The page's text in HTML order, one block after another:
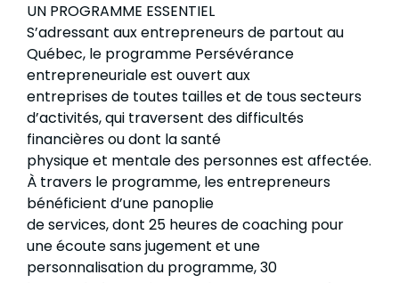
UN PROGRAMME ESSENTIEL
S’adressant aux entrepreneurs de partout au
Québec, le programme Persévérance
entrepreneuriale est ouvert aux
entreprises de toutes tailles et de tous secteurs
d’activités, qui traversent des difficultés
financières ou dont la santé
physique et mentale des personnes est affectée.
À travers le programme, les entrepreneurs
bénéficient d’une panoplie
de services, dont 25 heures de coaching pour
une écoute sans jugement et une
personnalisation du programme, 30